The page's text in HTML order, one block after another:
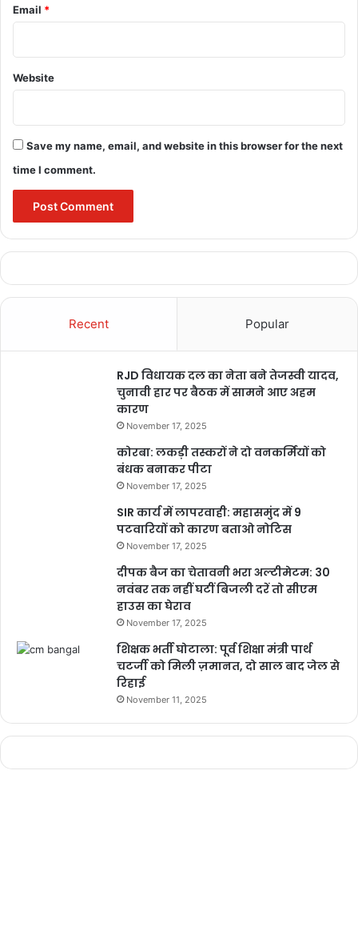
Viththal Green Project black money
Email *
Website
Save my name, email, and website in this browser for the next
time I comment.
Recent Popular
RJD विधायक दल का नेता बने तेजस्वी यादव,
चुनावी हार पर बैठक में सामने आए अहम
कारण
November 17, 2025
कोरबा: लकड़ी तस्करों ने दो वनकर्मियों को
बंधक बनाकर पीटा
November 17, 2025
SIR कार्य में लापरवाही: महासमुंद में 9
पटवारियों को कारण बताओ नोटिस
November 17, 2025
दीपक बैज का चेतावनी भरा अल्टीमेटम: 30
नवंबर तक नहीं घटीं बिजली दरें तो सीएम
हाउस का घेराव
November 17, 2025
शिक्षक भर्ती घोटाला: पूर्व शिक्षा मंत्री पार्थ
चटर्जी को मिली ज़मानत, दो साल बाद जेल से
रिहाई
November 11, 2025